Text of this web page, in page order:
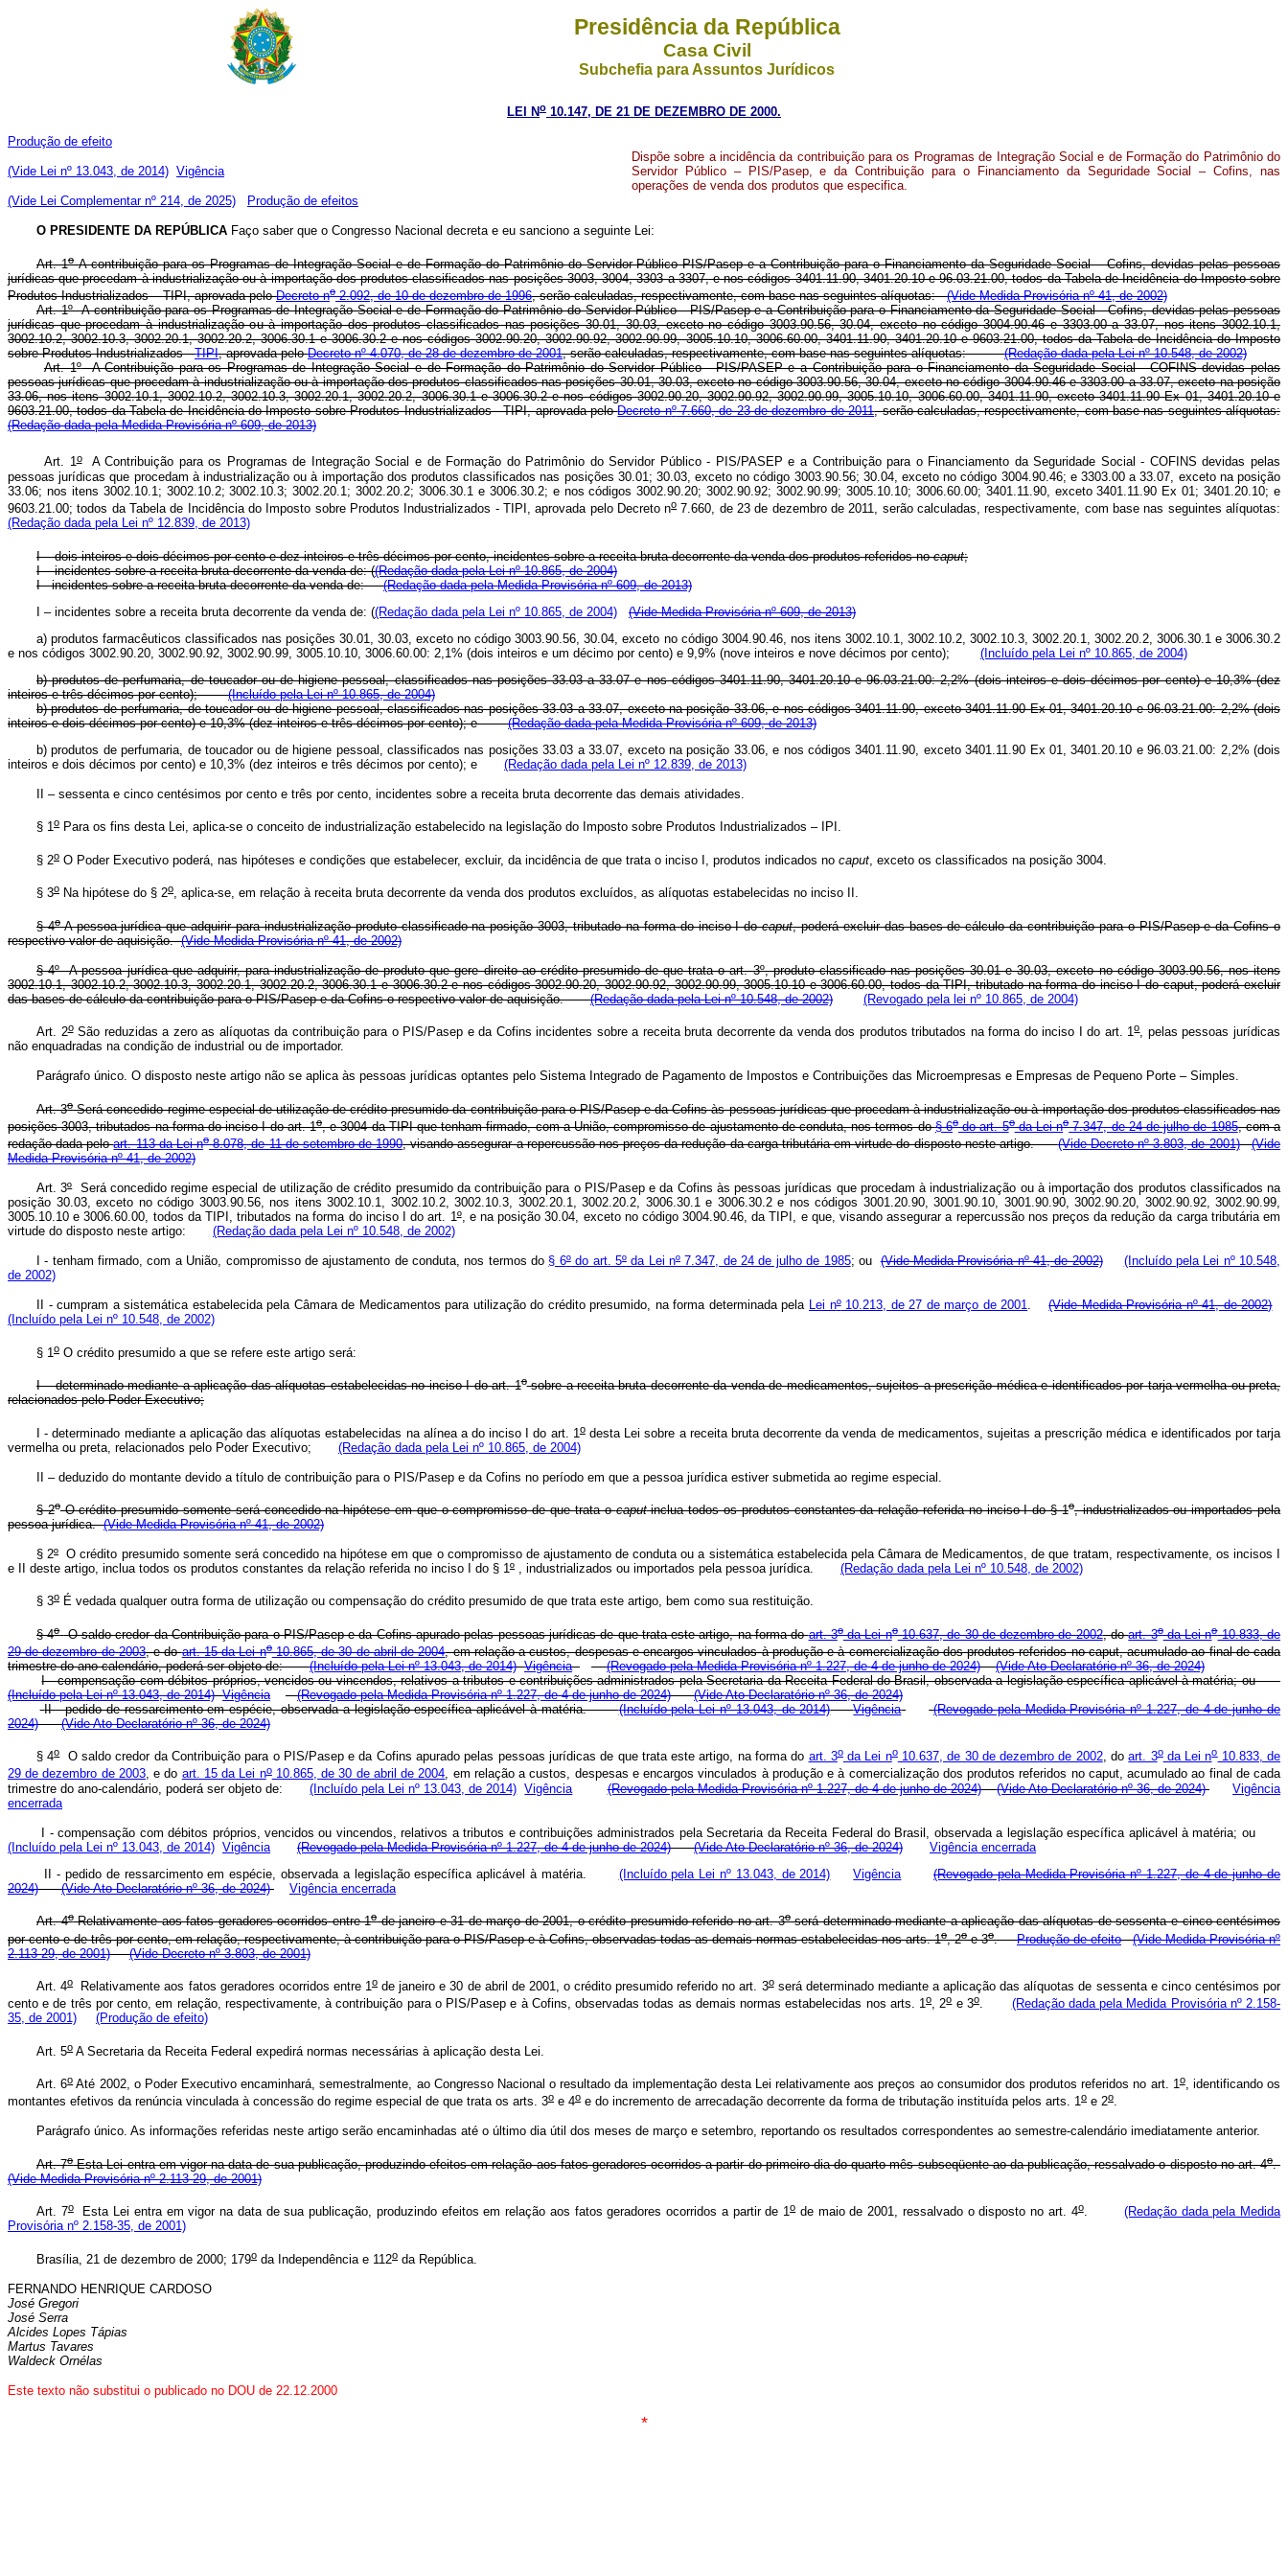
Presidência da República
Casa Civil
Subchefia para Assuntos Jurídicos
LEI No 10.147, DE 21 DE DEZEMBRO DE 2000.
Produção de efeito
(Vide Lei nº 13.043, de 2014) Vigência
(Vide Lei Complementar nº 214, de 2025) Produção de efeitos
Dispõe sobre a incidência da contribuição para os Programas de Integração Social e de Formação do Patrimônio do
Servidor Público – PIS/Pasep, e da Contribuição para o Financiamento da Seguridade Social – Cofins, nas
operações de venda dos produtos que especifica.
O PRESIDENTE DA REPÚBLICA Faço saber que o Congresso Nacional decreta e eu sanciono a seguinte Lei:
Art. 1o A contribuição para os Programas de Integração Social e de Formação do Patrimônio do Servidor Público PIS/Pasep e a Contribuição para o Financiamento da Seguridade Social – Cofins, devidas pelas pessoas
jurídicas que procedam à industrialização ou à importação dos produtos classificados nas posições 3003, 3004, 3303 a 3307, e nos códigos 3401.11.90, 3401.20.10 e 96.03.21.00, todos da Tabela de Incidência do Imposto sobre
Produtos Industrializados – TIPI, aprovada peloDecreto no2.092, de 10 de dezembro de 1996, serão calculadas, respectivamente, com base nas seguintes alíquotas:(Vide Medida Provisória nº 41, de 2002)
Art. 1º A contribuição para os Programas de Integração Social e de Formação do Patrimônio do Servidor Público - PIS/Pasep e a Contribuição para o Financiamento da Seguridade Social - Cofins, devidas pelas pessoas
jurídicas que procedam à industrialização ou à importação dos produtos classificados nas posições 30.01, 30.03, exceto no código 3003.90.56, 30.04, exceto no código 3004.90.46 e 3303.00 a 33.07, nos itens 3002.10.1,
3002.10.2, 3002.10.3, 3002.20.1, 3002.20.2, 3006.30.1 e 3006.30.2 e nos códigos 3002.90.20, 3002.90.92, 3002.90.99, 3005.10.10, 3006.60.00, 3401.11.90, 3401.20.10 e 9603.21.00, todos da Tabela de Incidência do Imposto
sobre Produtos Industrializados -TIPI, aprovada peloDecreto nº 4.070, de 28 de dezembro de 2001, serão calculadas, respectivamente, com base nas seguintes alíquotas:(Redação dada pela Lei nº 10.548, de 2002)
Art. 1ºA Contribuição para os Programas de Integração Social e de Formação do Patrimônio do Servidor Público - PIS/PASEP e a Contribuição para o Financiamento da Seguridade Social - COFINS devidas pelas
pessoas jurídicas que procedam à industrialização ou à importação dos produtos classificados nas posições 30.01, 30.03, exceto no código 3003.90.56, 30.04, exceto no código 3004.90.46 e 3303.00 a 33.07, exceto na posição
33.06, nos itens 3002.10.1, 3002.10.2, 3002.10.3, 3002.20.1, 3002.20.2, 3006.30.1 e 3006.30.2 e nos códigos 3002.90.20, 3002.90.92, 3002.90.99, 3005.10.10, 3006.60.00, 3401.11.90, exceto 3401.11.90 Ex 01, 3401.20.10 e
9603.21.00, todos da Tabela de Incidência do Imposto sobre Produtos Industrializados - TIPI, aprovada peloDecreto nº7.660, de 23 de dezembro de 2011, serão calculadas, respectivamente, com base nas seguintes alíquotas:
(Redação dada pela Medida Provisória nº 609, de 2013)
Art. 1oA Contribuição para os Programas de Integração Social e de Formação do Patrimônio do Servidor Público - PIS/PASEP e a Contribuição para o Financiamento da Seguridade Social - COFINS devidas pelas
pessoas jurídicas que procedam à industrialização ou à importação dos produtos classificados nas posições 30.01; 30.03, exceto no código 3003.90.56; 30.04, exceto no código 3004.90.46; e 3303.00 a 33.07, exceto na posição
33.06; nos itens 3002.10.1; 3002.10.2; 3002.10.3; 3002.20.1; 3002.20.2; 3006.30.1 e 3006.30.2; e nos códigos 3002.90.20; 3002.90.92; 3002.90.99; 3005.10.10; 3006.60.00; 3401.11.90, exceto 3401.11.90 Ex 01; 3401.20.10; e
9603.21.00; todos da Tabela de Incidência do Imposto sobre Produtos Industrializados - TIPI, aprovada pelo Decreto no7.660, de 23 de dezembro de 2011, serão calculadas, respectivamente, com base nas seguintes alíquotas:
(Redação dada pela Lei nº 12.839, de 2013)
I – dois inteiros e dois décimos por cento e dez inteiros e três décimos por cento, incidentes sobre a receita bruta decorrente da venda dos produtos referidos nocaput;
I – incidentes sobre a receita bruta decorrente da venda de: ((Redação dada pela Lei nº 10.865, de 2004)
I - incidentes sobre a receita bruta decorrente da venda de:(Redação dada pela Medida Provisória nº 609, de 2013)
I – incidentes sobre a receita bruta decorrente da venda de: ((Redação dada pela Lei nº 10.865, de 2004)
(Vide Medida Provisória nº 609, de 2013)
a) produtos farmacêuticos classificados nas posições 30.01, 30.03, exceto no código 3003.90.56, 30.04, exceto no código 3004.90.46, nos itens 3002.10.1, 3002.10.2, 3002.10.3, 3002.20.1, 3002.20.2, 3006.30.1 e 3006.30.2
e nos códigos 3002.90.20, 3002.90.92, 3002.90.99, 3005.10.10, 3006.60.00: 2,1% (dois inteiros e um décimo por cento) e 9,9% (nove inteiros e nove décimos por cento); (Incluído pela Lei nº 10.865, de 2004)
b) produtos de perfumaria, de toucador ou de higiene pessoal, classificados nas posições 33.03 a 33.07 e nos códigos 3401.11.90, 3401.20.10 e 96.03.21.00: 2,2% (dois inteiros e dois décimos por cento) e 10,3% (dez
inteiros e três décimos por cento);(Incluído pela Lei nº 10.865, de 2004)
b) produtos de perfumaria, de toucador ou de higiene pessoal, classificados nas posições 33.03 a 33.07, exceto na posição 33.06, e nos códigos 3401.11.90, exceto 3401.11.90 Ex 01, 3401.20.10 e 96.03.21.00: 2,2% (dois
inteiros e dois décimos por cento) e 10,3% (dez inteiros e três décimos por cento); e
(Redação dada pela Medida Provisória nº 609, de 2013)
b) produtos de perfumaria, de toucador ou de higiene pessoal, classificados nas posições 33.03 a 33.07, exceto na posição 33.06, e nos códigos 3401.11.90, exceto 3401.11.90 Ex 01, 3401.20.10 e 96.03.21.00: 2,2% (dois
inteiros e dois décimos por cento) e 10,3% (dez inteiros e três décimos por cento); e (Redação dada pela Lei nº 12.839, de 2013)
II – sessenta e cinco centésimos por cento e três por cento, incidentes sobre a receita bruta decorrente das demais atividades.
§ 1o Para os fins desta Lei, aplica-se o conceito de industrialização estabelecido na legislação do Imposto sobre Produtos Industrializados – IPI.
§ 2o O Poder Executivo poderá, nas hipóteses e condições que estabelecer, excluir, da incidência de que trata o inciso I, produtos indicados no caput , exceto os classificados na posição 3004.
§ 3o Na hipótese do § 2o, aplica-se, em relação à receita bruta decorrente da venda dos produtos excluídos, as alíquotas estabelecidas no inciso II.
§ 4oA pessoa jurídica que adquirir para industrialização produto classificado na posição 3003, tributado na forma do inciso I docaput, poderá excluir das bases de cálculo da contribuição para o PIS/Pasep e da Cofins o
respectivo valor de aquisição.(Vide Medida Provisória nº 41, de 2002)
§ 4º A pessoa jurídica que adquirir, para industrialização de produto que gere direito ao crédito presumido de que trata o art. 3º, produto classificado nas posições 30.01 e 30.03, exceto no código 3003.90.56, nos itens
3002.10.1, 3002.10.2, 3002.10.3, 3002.20.1, 3002.20.2, 3006.30.1 e 3006.30.2 e nos códigos 3002.90.20, 3002.90.92, 3002.90.99, 3005.10.10 e 3006.60.00, todos da TIPI, tributado na forma do inciso I do caput, poderá excluir
das bases de cálculo da contribuição para o PIS/Pasep e da Cofins o respectivo valor de aquisição.(Redação dada pela Lei nº 10.548, de 2002) (Revogado pela lei nº 10.865, de 2004)
Art. 2oSão reduzidas a zero as alíquotas da contribuição para o PIS/Pasep e da Cofins incidentes sobre a receita bruta decorrente da venda dos produtos tributados na forma do inciso I do art. 1o, pelas pessoas jurídicas
não enquadradas na condição de industrial ou de importador.
Parágrafo único. O disposto neste artigo não se aplica às pessoas jurídicas optantes pelo Sistema Integrado de Pagamento de Impostos e Contribuições das Microempresas e Empresas de Pequeno Porte – Simples.
Art. 3oSerá concedido regime especial de utilização de crédito presumido da contribuição para o PIS/Pasep e da Cofins às pessoas jurídicas que procedam à industrialização ou à importação dos produtos classificados nas
posições 3003, tributados na forma do inciso I do art. 1o, e 3004 da TIPI que tenham firmado, com a União, compromisso de ajustamento de conduta, nos termos do§ 6odo art. 5oda Lei no7.347, de 24 de julho de 1985, com a
redação dada peloart. 113 da Lei no8.078, de 11 de setembro de 1990, visando assegurar a repercussão nos preços da redução da carga tributária em virtude do disposto neste artigo.(Vide Decreto nº 3.803, de 2001)
(Vide
Medida Provisória nº 41, de 2002)
Art. 3ºSerá concedido regime especial de utilização de crédito presumido da contribuição para o PIS/Pasep e da Cofins às pessoas jurídicas que procedam à industrialização ou à importação dos produtos classificados na
posição 30.03, exceto no código 3003.90.56, nos itens 3002.10.1, 3002.10.2, 3002.10.3, 3002.20.1, 3002.20.2, 3006.30.1 e 3006.30.2 e nos códigos 3001.20.90, 3001.90.10, 3001.90.90, 3002.90.20, 3002.90.92, 3002.90.99,
3005.10.10 e 3006.60.00, todos da TIPI, tributados na forma do inciso I do art. 1º, e na posição 30.04, exceto no código 3004.90.46, da TIPI, e que, visando assegurar a repercussão nos preços da redução da carga tributária em
virtude do disposto neste artigo: (Redação dada pela Lei nº 10.548, de 2002)
I - tenham firmado, com a União, compromisso de ajustamento de conduta, nos termos do § 6ºdo art. 5ºda Lei nº 7.347, de 24 de julho de 1985; ou(Vide Medida Provisória nº 41, de 2002)
(Incluído pela Lei nº 10.548,
de 2002)
II - cumpram a sistemática estabelecida pela Câmara de Medicamentos para utilização do crédito presumido, na forma determinada pela Lei nº10.213, de 27 de março de 2001.(Vide Medida Provisória nº 41, de 2002)
(Incluído pela Lei nº 10.548, de 2002)
§ 1 o O crédito presumido a que se refere este artigo será:
I – determinado mediante a aplicação das alíquotas estabelecidas no inciso I do art. 1osobre a receita bruta decorrente da venda de medicamentos, sujeitos a prescrição médica e identificados por tarja vermelha ou preta,
relacionados pelo Poder Executivo;
I - determinado mediante a aplicação das alíquotas estabelecidas na alínea a do inciso I do art. 1odesta Lei sobre a receita bruta decorrente da venda de medicamentos, sujeitas a prescrição médica e identificados por tarja
vermelha ou preta, relacionados pelo Poder Executivo; (Redação dada pela Lei nº 10.865, de 2004)
II – deduzido do montante devido a título de contribuição para o PIS/Pasep e da Cofins no período em que a pessoa jurídica estiver submetida ao regime especial.
§ 2oO crédito presumido somente será concedido na hipótese em que o compromisso de que trata ocaputinclua todos os produtos constantes da relação referida no inciso I do § 1o, industrializados ou importados pela
pessoa jurídica.(Vide Medida Provisória nº 41, de 2002)
§ 2ºO crédito presumido somente será concedido na hipótese em que o compromisso de ajustamento de conduta ou a sistemática estabelecida pela Câmara de Medicamentos, de que tratam, respectivamente, os incisos I
e II deste artigo, inclua todos os produtos constantes da relação referida no inciso I do § 1 º , industrializados ou importados pela pessoa jurídica. (Redação dada pela Lei nº 10.548, de 2002)
§ 3o É vedada qualquer outra forma de utilização ou compensação do crédito presumido de que trata este artigo, bem como sua restituição.
§ 4o O saldo credor da Contribuição para o PIS/Pasep e da Cofins apurado pelas pessoas jurídicas de que trata este artigo, na forma doart. 3oda Lei no10.637, de 30 de dezembro de 2002, doart. 3oda Lei no10.833, de
29 de dezembro de 2003, e doart. 15 da Lei no10.865, de 30 de abril de 2004, em relação a custos, despesas e encargos vinculados à produção e à comercialização dos produtos referidos nocaput, acumulado ao final de cada
trimestre do ano-calendário, poderá ser objeto de:
(Incluído pela Lei nº 13.043, de 2014) Vigência (Revogado pela Medida Provisória nº 1.227, de 4 de junho de 2024)
(Vide Ato Declaratório nº 36, de 2024)
I - compensação com débitos próprios, vencidos ou vincendos, relativos a tributos e contribuições administrados pela Secretaria da Receita Federal do Brasil, observada a legislação específica aplicável à matéria; ou
(Incluído pela Lei nº 13.043, de 2014) Vigência (Revogado pela Medida Provisória nº 1.227, de 4 de junho de 2024)
(Vide Ato Declaratório nº 36, de 2024)
II - pedido de ressarcimento em espécie, observada a legislação específica aplicável à matéria.(Incluído pela Lei nº 13.043, de 2014) Vigência
(Revogado pela Medida Provisória nº 1.227, de 4 de junho de
2024)
(Vide Ato Declaratório nº 36, de 2024)
§ 4o O saldo credor da Contribuição para o PIS/Pasep e da Cofins apurado pelas pessoas jurídicas de que trata este artigo, na forma do art. 3oda Lei no10.637, de 30 de dezembro de 2002, doart. 3oda Lei no10.833, de
29 de dezembro de 2003, e do art. 15 da Lei no10.865, de 30 de abril de 2004, em relação a custos, despesas e encargos vinculados à produção e à comercialização dos produtos referidos no caput, acumulado ao final de cada
trimestre do ano-calendário, poderá ser objeto de:
(Incluído pela Lei nº 13.043, de 2014) Vigência (Revogado pela Medida Provisória nº 1.227, de 4 de junho de 2024) (Vide Ato Declaratório nº 36, de 2024)
Vigência
encerrada
I - compensação com débitos próprios, vencidos ou vincendos, relativos a tributos e contribuições administrados pela Secretaria da Receita Federal do Brasil, observada a legislação específica aplicável à matéria; ou
(Incluído pela Lei nº 13.043, de 2014) Vigência (Revogado pela Medida Provisória nº 1.227, de 4 de junho de 2024) (Vide Ato Declaratório nº 36, de 2024)
Vigência encerrada
II - pedido de ressarcimento em espécie, observada a legislação específica aplicável à matéria. (Incluído pela Lei nº 13.043, de 2014) Vigência
(Revogado pela Medida Provisória nº 1.227, de 4 de junho de
2024)
(Vide Ato Declaratório nº 36, de 2024) Vigência encerrada
Art. 4oRelativamente aos fatos geradores ocorridos entre 1ode janeiro e 31 de março de 2001, o crédito presumido referido no art. 3oserá determinado mediante a aplicação das alíquotas de sessenta e cinco centésimos
por cento e de três por cento, em relação, respectivamente, à contribuição para o PIS/Pasep e à Cofins, observadas todas as demais normas estabelecidas nos arts. 1o, 2oe 3o.Produção de efeito
(Vide Medida Provisória nº
2.113-29, de 2001)
(Vide Decreto nº 3.803, de 2001)
Art. 4oRelativamente aos fatos geradores ocorridos entre 1 ode janeiro e 30 de abril de 2001, o crédito presumido referido no art. 3oserá determinado mediante a aplicação das alíquotas de sessenta e cinco centésimos por
cento e de três por cento, em relação, respectivamente, à contribuição para o PIS/Pasep e à Cofins, observadas todas as demais normas estabelecidas nos arts. 1o, 2oe 3o. (Redação dada pela Medida Provisória nº 2.158-
35, de 2001)
(Produção de efeito)
Art. 5o A Secretaria da Receita Federal expedirá normas necessárias à aplicação desta Lei.
Art. 6oAté 2002, o Poder Executivo encaminhará, semestralmente, ao Congresso Nacional o resultado da implementação desta Lei relativamente aos preços ao consumidor dos produtos referidos no art. 1o, identificando os
montantes efetivos da renúncia vinculada à concessão do regime especial de que trata os arts. 3o e 4o e do incremento de arrecadação decorrente da forma de tributação instituída pelos arts. 1o e 2o.
Parágrafo único. As informações referidas neste artigo serão encaminhadas até o último dia útil dos meses de março e setembro, reportando os resultados correspondentes ao semestre-calendário imediatamente anterior.
Art. 7oEsta Lei entra em vigor na data de sua publicação, produzindo efeitos em relação aos fatos geradores ocorridos a partir do primeiro dia do quarto mês subseqüente ao da publicação, ressalvado o disposto no art. 4o.
(Vide Medida Provisória nº 2.113-29, de 2001)
Art. 7oEsta Lei entra em vigor na data de sua publicação, produzindo efeitos em relação aos fatos geradores ocorridos a partir de 1ode maio de 2001, ressalvado o disposto no art. 4o. (Redação dada pela Medida
Provisória nº 2.158-35, de 2001)
Brasília, 21 de dezembro de 2000; 179o da Independência e 112o da República.
FERNANDO HENRIQUE CARDOSO
José Gregori
José Serra
Alcides Lopes Tápias
Martus Tavares
Waldeck Ornélas
Este texto não substitui o publicado no DOU de 22.12.2000
*